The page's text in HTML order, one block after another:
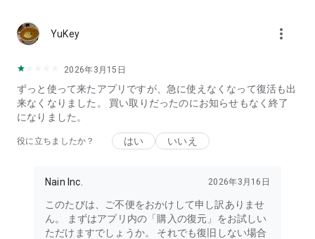
YuKey more_vert
2026年3月15日
ずっと使って来たアプリですが、急に使えなくなって復活も出
来なくなりました。 買い取りだったのにお知らせもなく終了
になりました。
役に立ちましたか？ はい いいえ
Nain Inc. 2026年3月16日
このたびは、ご不便をおかけして申し訳ありませ
ん。 まずはアプリ内の「購入の復元」をお試しい
ただけますでしょうか。 それでも復旧しない場合